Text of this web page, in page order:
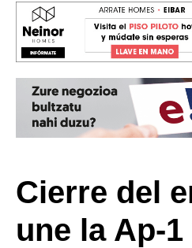
Cierre del
une la Ap-